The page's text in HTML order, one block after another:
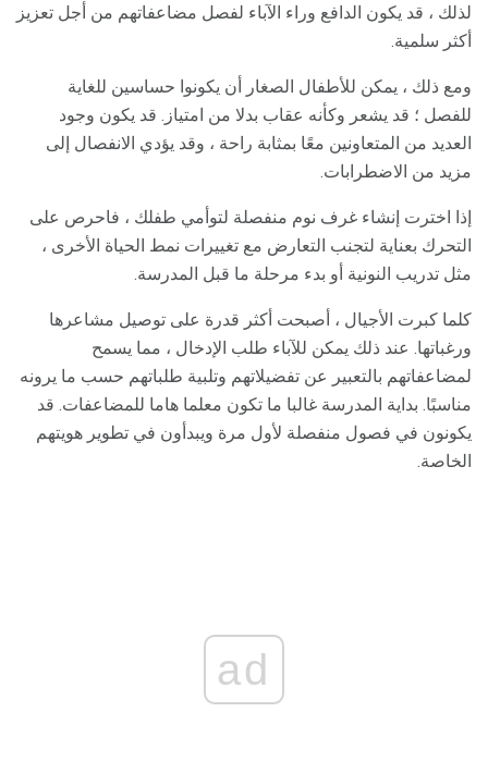
لذلك ، قد يكون الدافع وراء الآباء لفصل مضاعفاتهم من أجل تعزيز
أكثر سلمية.
ومع ذلك ، يمكن للأطفال الصغار أن يكونوا حساسين للغاية
للفصل ؛ قد يشعر وكأنه عقاب بدلا من امتياز. قد يكون وجود
العديد من المتعاونين معًا بمثابة راحة ، وقد يؤدي الانفصال إلى
مزيد من الاضطرابات.
إذا اخترت إنشاء غرف نوم منفصلة لتوأمي طفلك ، فاحرص على
التحرك بعناية لتجنب التعارض مع تغييرات نمط الحياة الأخرى ،
مثل تدريب النونية أو بدء مرحلة ما قبل المدرسة.
كلما كبرت الأجيال ، أصبحت أكثر قدرة على توصيل مشاعرها
ورغباتها. عند ذلك يمكن للآباء طلب الإدخال ، مما يسمح
لمضاعفاتهم بالتعبير عن تفضيلاتهم وتلبية طلباتهم حسب ما يرونه
مناسبًا. بداية المدرسة غالبا ما تكون معلما هاما للمضاعفات. قد
يكونون في فصول منفصلة لأول مرة ويبدأون في تطوير هويتهم
الخاصة.
ad